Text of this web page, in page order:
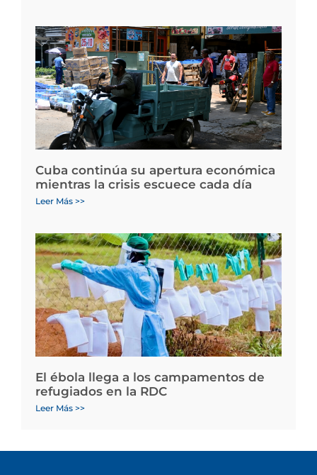
Cuba continúa su apertura económica
mientras la crisis escuece cada día
Leer Más >>
El ébola llega a los campamentos de
refugiados en la RDC
Leer Más >>